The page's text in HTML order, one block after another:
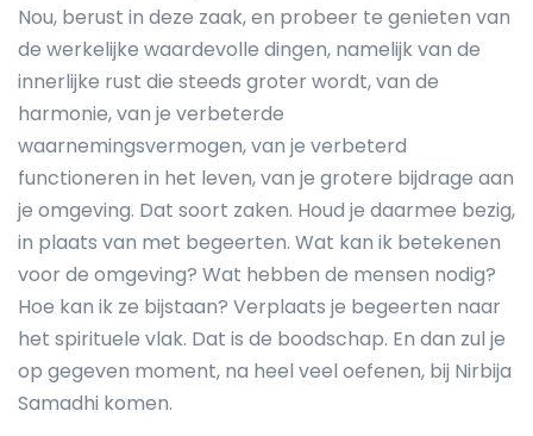
Nou, berust in deze zaak, en probeer te genieten van
de werkelijke waardevolle dingen, namelijk van de
innerlijke rust die steeds groter wordt, van de
harmonie, van je verbeterde
waarnemingsvermogen, van je verbeterd
functioneren in het leven, van je grotere bijdrage aan
je omgeving. Dat soort zaken. Houd je daarmee bezig,
in plaats van met begeerten. Wat kan ik betekenen
voor de omgeving? Wat hebben de mensen nodig?
Hoe kan ik ze bijstaan? Verplaats je begeerten naar
het spirituele vlak. Dat is de boodschap. En dan zul je
op gegeven moment, na heel veel oefenen, bij Nirbija
Samadhi komen.